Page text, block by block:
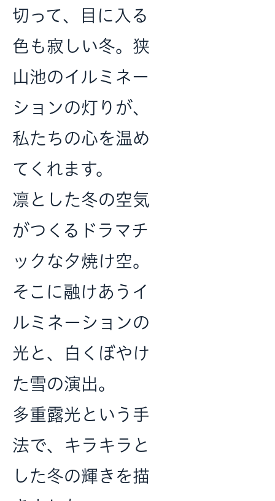
切って、目に入る
色も寂しい冬。狭
山池のイルミネー
ションの灯りが、
私たちの心を温め
てくれます。
凛とした冬の空気
がつくるドラマチ
ックな夕焼け空。
そこに融けあうイ
ルミネーションの
光と、白くぼやけ
た雪の演出。
多重露光という手
法で、キラキラと
した冬の輝きを描